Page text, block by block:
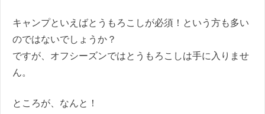
キャンプといえばとうもろこしが必須！という方も多い
のではないでしょうか？
ですが、オフシーズンではとうもろこしは手に入りませ
ん。
ところが、なんと！